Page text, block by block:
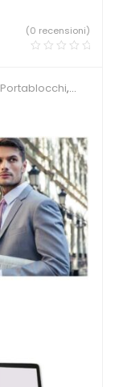
(0 recensioni)
Portablocchi,